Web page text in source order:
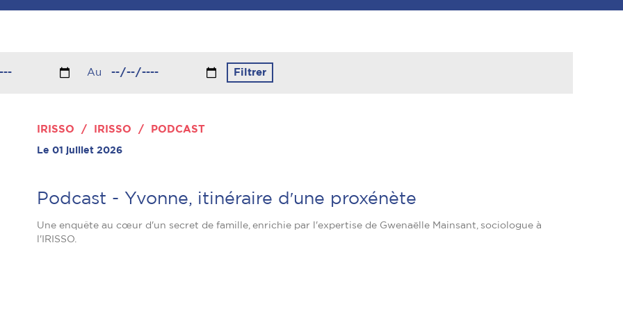
Au
IRISSO / IRISSO / PODCAST
Le 01 juillet 2026
Podcast - Yvonne, itinéraire dʹune proxénète
Une enquête au cœur d'un secret de famille, enrichie par l'expertise de Gwenaëlle Mainsant, sociologue à
l'IRISSO.